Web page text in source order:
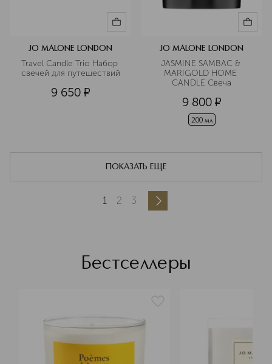
JO MALONE LONDON
Travel Candle Trio Набор
свечей для путешествий
9 650 ¤
JO MALONE LONDON
JASMINE SAMBAC &
MARIGOLD HOME
CANDLE Свеча
9 800 ¤
200 мл
ПОКАЗАТЬ ЕЩЕ
1 2 3
Бестселлеры